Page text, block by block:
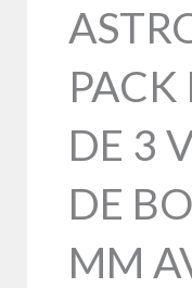
PACK
DE 3
DE
MM